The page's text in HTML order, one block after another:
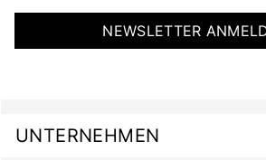
NEWSLETTER
UNTERNEHMEN